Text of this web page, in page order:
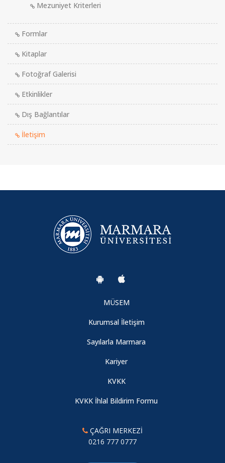
Mezuniyet Kriterleri
Formlar
Kitaplar
Fotoğraf Galerisi
Etkinlikler
Dış Bağlantılar
İletişim
MÜSEM
Kurumsal İletişim
Sayılarla Marmara
Kariyer
KVKK
KVKK İhlal Bildirim Formu
ÇAĞRI MERKEZİ
0216 777 0777